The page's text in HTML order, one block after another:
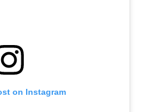
on Instagram